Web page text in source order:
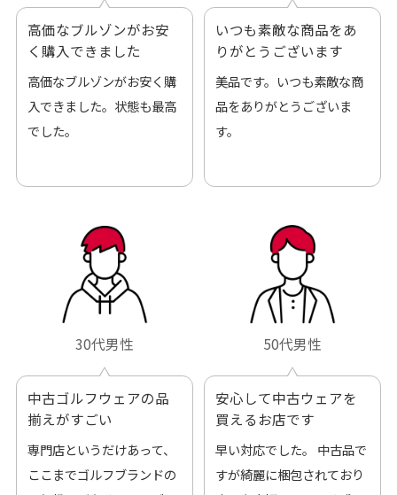
高価なブルゾンがお安
く購入できました
高価なブルゾンがお安く購
入できました。状態も最高
でした。
いつも素敵な商品をあ
りがとうございます
美品です。いつも素敵な商
品をありがとうございま
す。
30代男性
中古ゴルフウェアの品
揃えがすごい
専門店というだけあって、
ここまでゴルフブランドの
50代男性
安心して中古ウェアを
買えるお店です
早い対応でした。 中古品で
すが綺麗に梱包されており